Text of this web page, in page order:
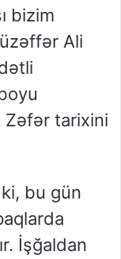
bizim
Ali
Zəfər tarixini
bu gün
İşğaldan